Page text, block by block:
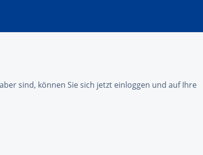
sind, können Sie sich jetzt einloggen und auf Ihre